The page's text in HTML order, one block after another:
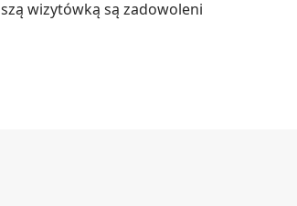
wizytówką są zadowoleni